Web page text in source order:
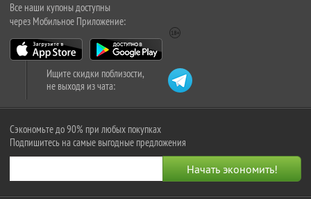
Все наши купоны доступны
через Мобильное Приложение:
Ищите скидки поблизости,
не выходя из чата:
Сэкономьте до 90% при любых покупках
Подпишитесь на самые выгодные предложения